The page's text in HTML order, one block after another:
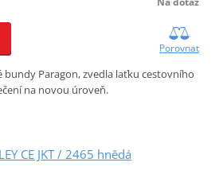
Porovnat
bundy Paragon, zvedla laťku cestovního
na novou úroveň.
CE JKT / 2465 hnědá